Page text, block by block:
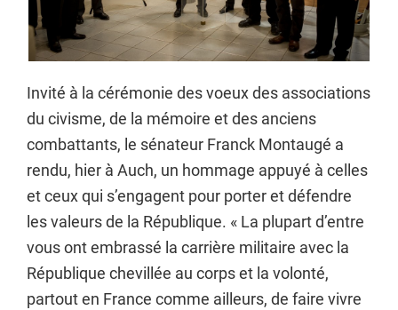
Invité à la cérémonie des voeux des associations
du civisme, de la mémoire et des anciens
combattants, le sénateur Franck Montaugé a
rendu, hier à Auch, un hommage appuyé à celles
et ceux qui s’engagent pour porter et défendre
les valeurs de la République. « La plupart d’entre
vous ont embrassé la carrière militaire avec la
République chevillée au corps et la volonté,
partout en France comme ailleurs, de faire vivre